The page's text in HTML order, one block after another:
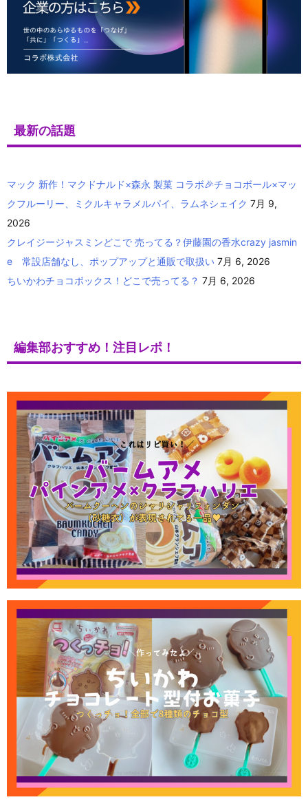
最新の話題
マック 新作！マクドナルド×森永 製菓 コラボ🎉チョコボール×マッ
クフルーリー、ミクルキャラメルパイ、ラムネシェイク 7月 9,
2026
クレイジージャスミンどこで 売ってる？伊藤園の香水crazy jasmin
e 常設店舗なし、ポップアップと通販で取扱い 7月 6, 2026
ちいかわチョコボックス！どこで売ってる？ 7月 6, 2026
編集部おすすめ！注目レポ！